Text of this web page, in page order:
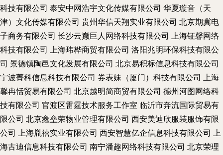
科技有限公司 泰安中网浩宇文化传媒有限公司 华夏璇音（天
津）文化传媒有限公司 贵州华信天翔实业有限公司 北京期冀电
子商务有限公司 长沙云巅巨人网络科技有限公司 上海钲馨网络
科技有限公司 上海玮桦商贸有限公司 洛阳兆明环保科技有限公
司 景德镇陶邑文化发展有限公司 北京易积标信息科技有限公司
宁波菁科信息科技有限公司 券表妹（厦门）科技有限公司 上海
馨冉恬贸易有限公司 北京越明简商贸有限公司 德州河图网络科
技有限公司 官渡区雷霆技术服务工作室 临沂市奔流国际贸易有
限公司 北京鑫垒荣物业管理有限公司 西安美迪欣服装服饰有限
公司 上海胤禧实业有限公司 西安智慧亿企信息科技有限公司 上
海古迪信息科技有限公司 南宁潘趣网络科技有限公司 北京荣理